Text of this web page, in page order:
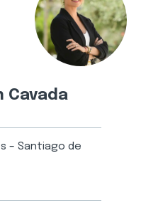
Cavada
– Santiago de